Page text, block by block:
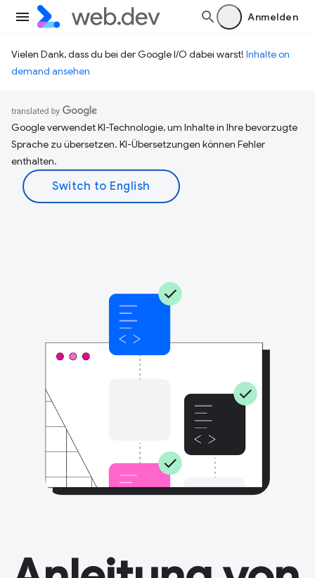
Anmelden
Vielen Dank, dass du bei der Google I/O dabei warst! Inhalte on
demand ansehen
Google verwendet KI-Technologie, um Inhalte in Ihre bevorzugte
Sprache zu übersetzen. KI-Übersetzungen können Fehler
enthalten.